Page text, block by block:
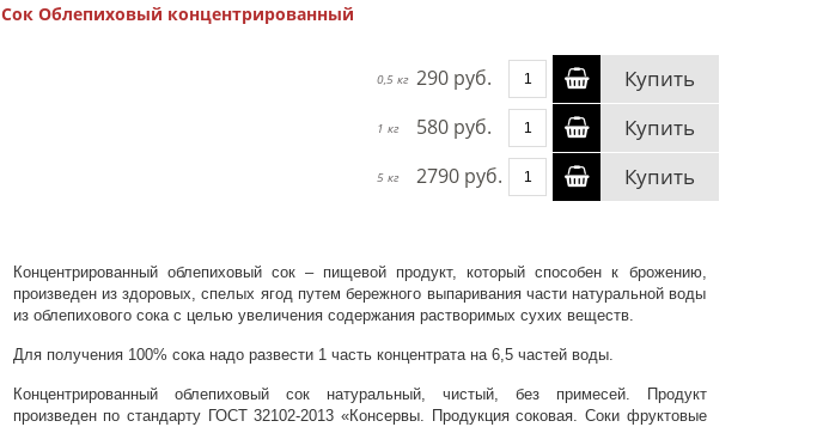
Сок Облепиховый концентрированный
0,5 кг 290 руб. Купить
1 кг 580 руб. Купить
5 кг 2790 руб. Купить
Концентрированный облепиховый сок – пищевой продукт, который способен к брожению,
произведен из здоровых, спелых ягод путем бережного выпаривания части натуральной воды
из облепихового сока с целью увеличения содержания растворимых сухих веществ.
Для получения 100% сока надо развести 1 часть концентрата на 6,5 частей воды.
Концентрированный облепиховый сок натуральный, чистый, без примесей. Продукт
произведен по стандарту ГОСТ 32102-2013 «Консервы. Продукция соковая. Соки фруктовые